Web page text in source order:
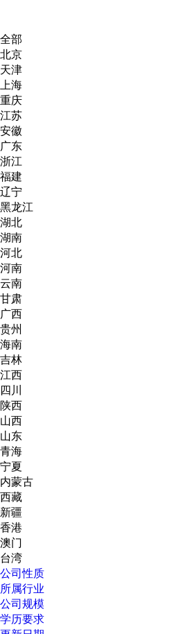
全部
北京
天津
上海
重庆
江苏
安徽
广东
浙江
福建
辽宁
黑龙江
湖北
湖南
河北
河南
云南
甘肃
广西
贵州
海南
吉林
江西
四川
陕西
山西
山东
青海
宁夏
内蒙古
西藏
新疆
香港
澳门
台湾
公司性质
所属行业
公司规模
学历要求